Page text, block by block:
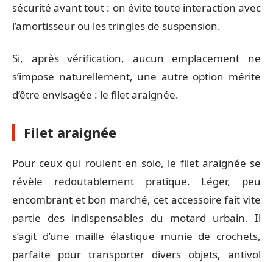
sécurité avant tout : on évite toute interaction avec
l’amortisseur ou les tringles de suspension.
Si, après vérification, aucun emplacement ne
s’impose naturellement, une autre option mérite
d’être envisagée : le filet araignée.
Filet araignée
Pour ceux qui roulent en solo, le filet araignée se
révèle redoutablement pratique. Léger, peu
encombrant et bon marché, cet accessoire fait vite
partie des indispensables du motard urbain. Il
s’agit d’une maille élastique munie de crochets,
parfaite pour transporter divers objets, antivol